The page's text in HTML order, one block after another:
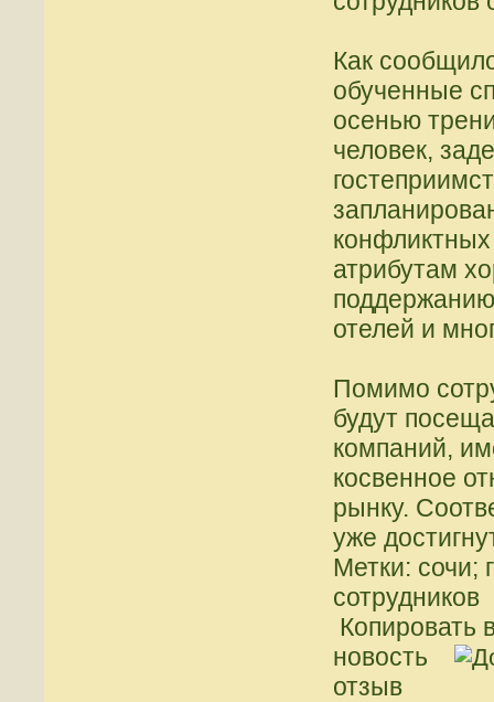
Как
обученные
осенью
человек,
атрибутам
отелей и
Помимо
будут
компаний,
косвенное
рынку.
уже
Метки: сочи;
сотрудников
Копировать
новость
отзыв